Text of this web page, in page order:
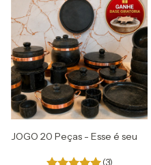
JOGO 20 Peças - Esse é seu
(3)